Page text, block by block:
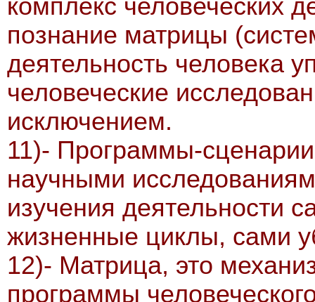
комплекс человеческих
познание матрицы
деятельность человека
человеческие
исключением.
11)- Программы-
научными
изучения деятельности
жизненные циклы, сами
12)- Матрица, это
программы